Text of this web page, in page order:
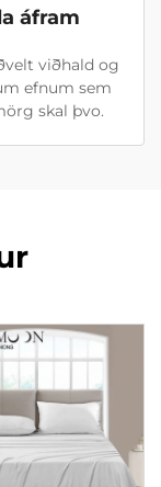
áfram
viðhald og
efnum sem
skal þvo.